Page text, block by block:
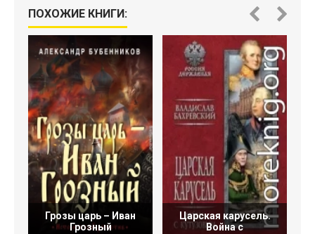
ПОХОЖИЕ КНИГИ:
Грозы царь – Иван
Грозный
Царская карусель.
Война с